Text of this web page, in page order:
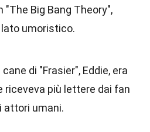
Big Bang Theory",
umoristico.
cane di "Frasier", Eddie, era
riceveva più lettere dai fan
attori umani.